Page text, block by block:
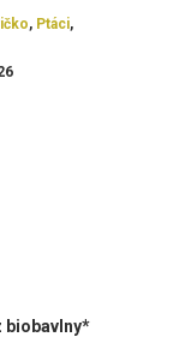
, Ptáci,
biobavlny*